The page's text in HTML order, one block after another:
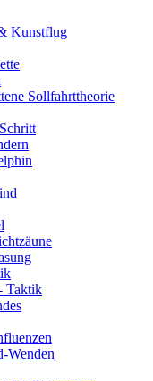
Kunstflug
Sollfahrttheorie
Taktik
Wenden